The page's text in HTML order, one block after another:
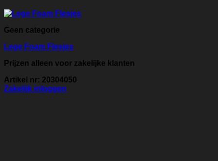
Geen categorie
Lege Foam Flesjes
Prijzen alleen voor zakelijke klanten
Artikel nr: 20304050
Zakelijk inloggen